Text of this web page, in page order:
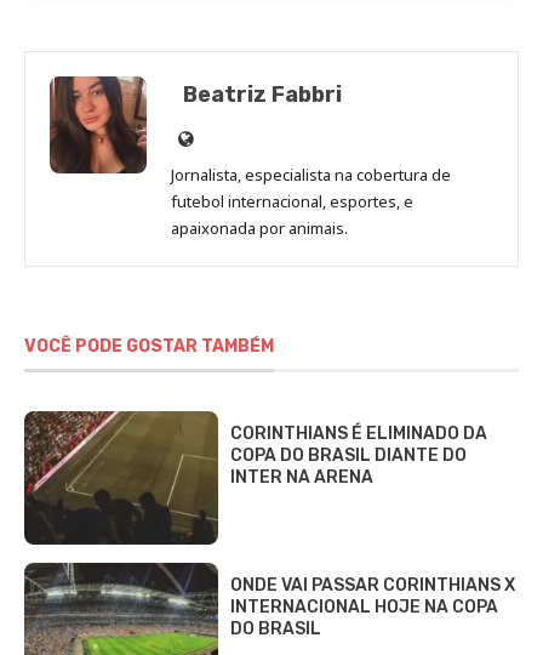
Beatriz Fabbri
Site
de
Beatriz
Fabbri
Jornalista, especialista na cobertura de
futebol internacional, esportes, e
apaixonada por animais.
VOCÊ PODE GOSTAR TAMBÉM
CORINTHIANS É ELIMINADO DA
COPA DO BRASIL DIANTE DO
INTER NA ARENA
ONDE VAI PASSAR CORINTHIANS X
INTERNACIONAL HOJE NA COPA
DO BRASIL